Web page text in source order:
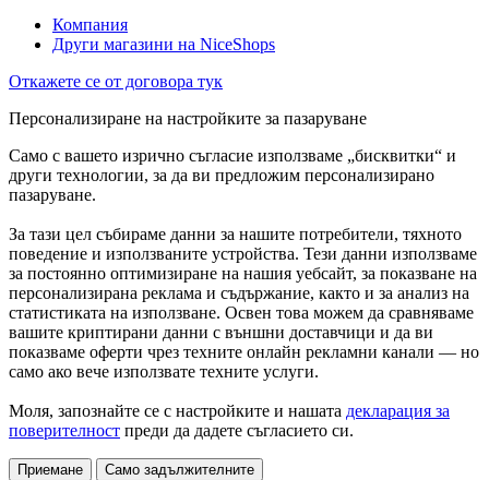
Компания
Други магазини на NiceShops
Откажете се от договора тук
Персонализиране на настройките за пазаруване
Само с вашето изрично съгласие използваме „бисквитки“ и
други технологии, за да ви предложим персонализирано
пазаруване.
За тази цел събираме данни за нашите потребители, тяхното
поведение и използваните устройства. Тези данни използваме
за постоянно оптимизиране на нашия уебсайт, за показване на
персонализирана реклама и съдържание, както и за анализ на
статистиката на използване. Освен това можем да сравняваме
вашите криптирани данни с външни доставчици и да ви
показваме оферти чрез техните онлайн рекламни канали — но
само ако вече използвате техните услуги.
Моля, запознайте се с настройките и нашата декларация за
поверителност преди да дадете съгласието си.
Приемане
Само задължителните